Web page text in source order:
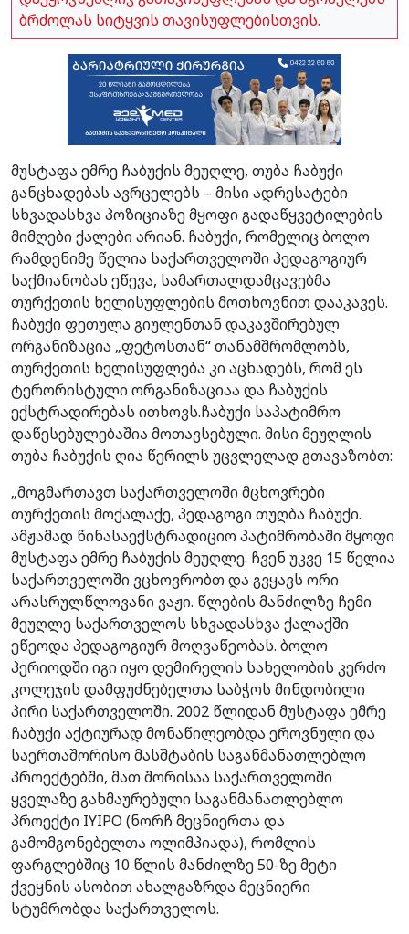
ბრძოლას სიტყვის თავისუფლებისთვის.
მუსტაფა ემრე ჩაბუქის მეუღლე, თუბა ჩაბუქი
განცხადებას ავრცელებს – მისი ადრესატები
სხვადასხვა პოზიციაზე მყოფი გადაწყვეტილების
მიმღები ქალები არიან. ჩაბუქი, რომელიც ბოლო
რამდენიმე წელია საქართველოში პედაგოგიურ
საქმიანობას ეწევა, სამართალდამცავებმა
თურქეთის ხელისუფლების მოთხოვნით დააკავეს.
ჩაბუქი ფეთულა გიულენთან დაკავშირებულ
ორგანიზაცია „ფეტოსთან“ თანამშრომლობს,
თურქეთის ხელისუფლება კი აცხადებს, რომ ეს
ტერორისტული ორგანიზაციაა და ჩაბუქის
ექსტრადირებას ითხოვს.ჩაბუქი საპატიმრო
დაწესებულებაშია მოთავსებული. მისი მეუღლის
თუბა ჩაბუქის ღია წერილს უცვლელად გთავაზობთ:
„მოგმართავთ საქართველოში მცხოვრები
თურქეთის მოქალაქე, პედაგოგი თუღბა ჩაბუქი.
ამჟამად წინასაექსტრადიციო პატიმრობაში მყოფი
მუსტაფა ემრე ჩაბუქის მეუღლე. ჩვენ უკვე 15 წელია
საქართველოში ვცხოვრობთ და გვყავს ორი
არასრულწლოვანი ვაჟი. წლების მანძილზე ჩემი
მეუღლე საქართველოს სხვადასხვა ქალაქში
ეწეოდა პედაგოგიურ მოღვაწეობას. ბოლო
პერიოდში იგი იყო დემირელის სახელობის კერძო
კოლეჯის დამფუძნებელთა საბჭოს მინდობილი
პირი საქართველოში. 2002 წლიდან მუსტაფა ემრე
ჩაბუქი აქტიურად მონაწილეობდა ეროვნული და
საერთაშორისო მასშტაბის საგანმანათლებლო
პროექტებში, მათ შორისაა საქართველოში
ყველაზე გახმაურებული საგანმანათლებლო
პროექტი IYIPO (ნორჩ მეცნიერთა და
გამომგონებელთა ოლიმპიადა), რომლის
ფარგლებშიც 10 წლის მანძილზე 50-ზე მეტი
ქვეყნის ასობით ახალგაზრდა მეცნიერი
სტუმრობდა საქართველოს.